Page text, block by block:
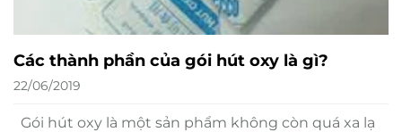
Các thành phần của gói hút oxy là gì?
22/06/2019
Gói hút oxy là một sản phẩm không còn quá xa lạ